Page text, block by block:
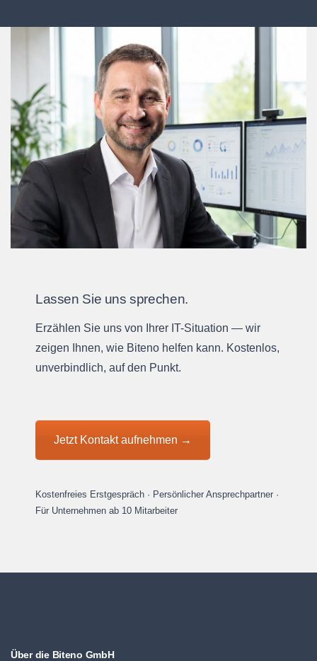
Lassen Sie uns sprechen.
Erzählen Sie uns von Ihrer IT-Situation — wir
zeigen Ihnen, wie Biteno helfen kann. Kostenlos,
unverbindlich, auf den Punkt.
Jetzt Kontakt aufnehmen →
Kostenfreies Erstgespräch · Persönlicher Ansprechpartner ·
Für Unternehmen ab 10 Mitarbeiter
Über die Biteno GmbH